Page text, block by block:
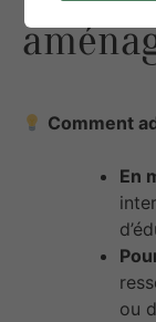
Comment
En
ou